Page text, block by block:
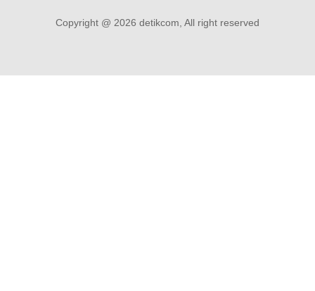
Copyright @ 2026 detikcom, All right reserved